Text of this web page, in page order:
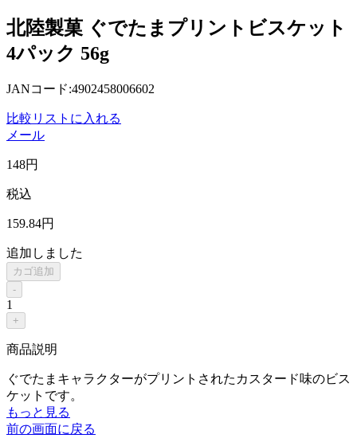
北陸製菓 ぐでたまプリントビスケット
4パック 56g
JANコード:4902458006602
比較リストに入れる
メール
148円
税込
159.84円
追加しました
カゴ追加
-
1
+
商品説明
ぐでたまキャラクターがプリントされたカスタード味のビス
ケットです。
もっと見る
前の画面に戻る